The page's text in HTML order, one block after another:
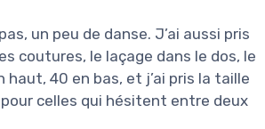
un peu de danse. J’ai aussi pris
coutures, le laçage dans le dos, le
40 en bas, et j’ai pris la taille
celles qui hésitent entre deux